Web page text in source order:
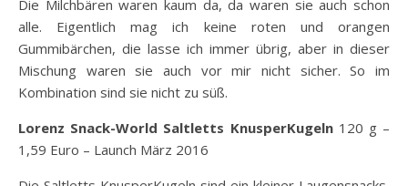
Die Milchbären waren kaum da, da waren sie auch schon
alle. Eigentlich mag ich keine roten und orangen
Gummibärchen, die lasse ich immer übrig, aber in dieser
Mischung waren sie auch vor mir nicht sicher. So im
Kombination sind sie nicht zu süß.
Lorenz Snack-World Saltletts KnusperKugeln120 g –
1,59 Euro – Launch März 2016